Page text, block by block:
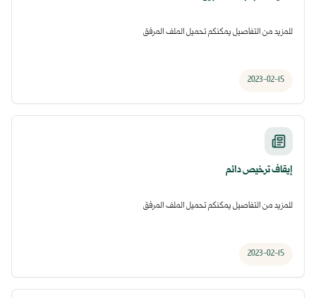
للمزيد من التفاصيل يمكنكم تحميل الملف المرفق
2023-02-15
إيقاف ترخيص دائم
للمزيد من التفاصيل يمكنكم تحميل الملف المرفق
2023-02-15